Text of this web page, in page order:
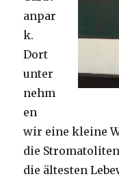
anpar
k.
Dort
unter
nehm
en
wir eine kleine
die
die ältesten